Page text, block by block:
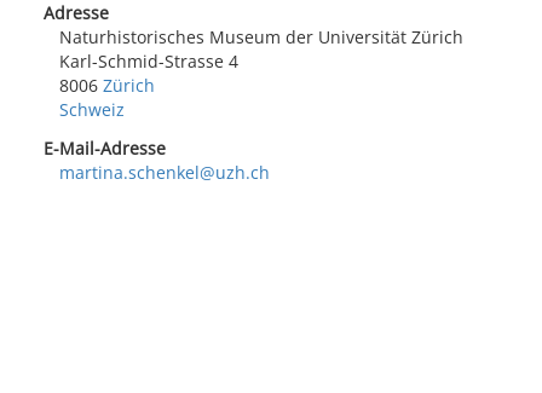
Adresse
Naturhistorisches Museum der Universität Zürich
Karl-Schmid-Strasse 4
8006 Zürich
Schweiz
E-Mail-Adresse
martina.schenkel@uzh.ch